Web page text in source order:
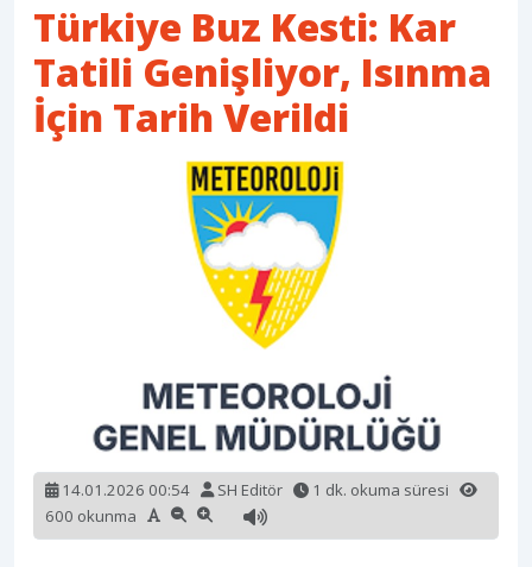
Türkiye Buz Kesti: Kar
Tatili Genişliyor, Isınma
İçin Tarih Verildi
14.01.2026 00:54 SH Editör
1 dk. okuma süresi
600 okunma